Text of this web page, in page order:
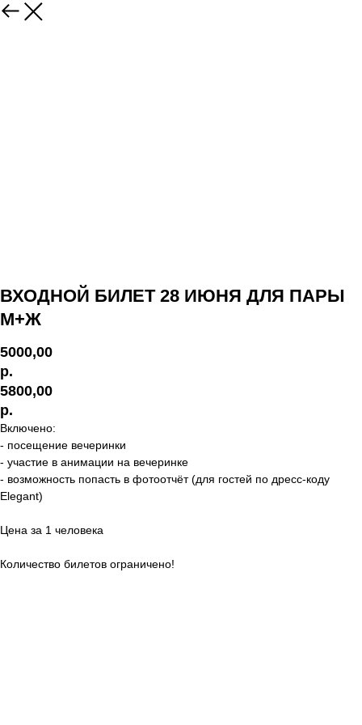
ВХОДНОЙ БИЛЕТ 28 ИЮНЯ ДЛЯ ПАРЫ
М+Ж
5000,00
р.
5800,00
р.
Включено:
- посещение вечеринки
- участие в анимации на вечеринке
- возможность попасть в фотоотчёт (для гостей по дресс-коду
Elegant)
Цена за 1 человека
Количество билетов ограничено!